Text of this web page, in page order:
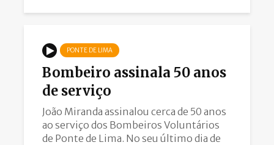
PONTE DE LIMA
Bombeiro assinala 50 anos
de serviço
João Miranda assinalou cerca de 50 anos
ao serviço dos Bombeiros Voluntários
de Ponte de Lima. No seu último dia de